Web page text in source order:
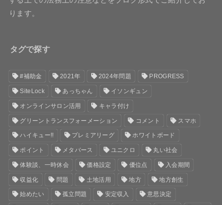
ります。
タグで探す
#補助金 2021年 2024年問題 PROGRESS
SiteLock あっちゃん イソンギュン
オンラインサロン活用 キャラ付け
グリーントランスフォーメーション コメント スマホ
ハイキュー!! プレミアリーグ ホワイトボード
ポイント メタバース ユニクロ 丸い社会
体験談、一時休会 価格設定 優位点 入会期間
収益化 問題 土地活用 地方 地方創生
始めたい 孤立問題 安定収入 意思決定